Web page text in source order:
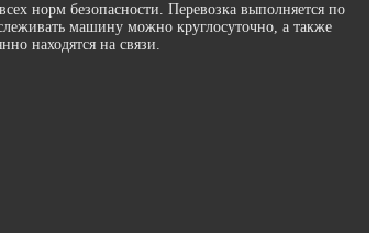
норм безопасности. Перевозка выполняется по
машину можно круглосуточно, а также
находятся на связи.